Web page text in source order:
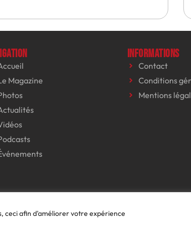
ceci afin d'améliorer votre expérience
Magazine
Informations
Contact
Conditions
Mentions